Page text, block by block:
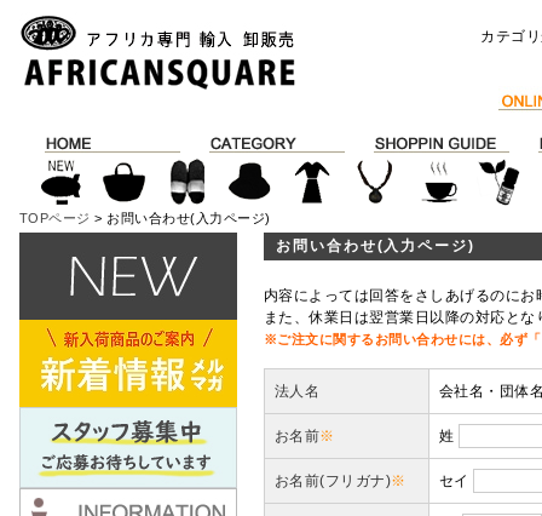
カテゴ
TOPページ > お問い合わせ(入力ページ)
お問い合わせ(入力ページ)
内容によっては回答をさしあげるのに
また、休業日は翌営業日以降の対応と
※ご注文に関するお問い合わせには、必ず
法人名 会社名・団体
お名前※ 姓
お名前(フリガナ)※ セイ